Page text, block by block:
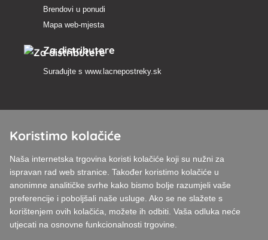
Brendovi u ponudi
Mapa web-mjesta
Za distributere
Surađujte s www.lacnepostreky.sk
Uvijek ćemo vas profesionalno savjetovati
Reklamacije obrađujemo u roku od 24 sata
Dostava u roku od 24 sata od ponedjeljka do petka
Koristimo kolačiće
Naša internetska trgovina koristi kolačiće koji su nužni za
ispravan rad web stranice. Također koristimo kolačiće u
anonimne analitičke svrhe kako bismo bolje razumjeli vaše
preferencije i poboljšali naše usluge. Ako se ne slažete s
korištenjem ovih kolačića, možete ih odbiti. Vaša odluka neće
utjecati na osnovne funkcionalnosti trgovine.